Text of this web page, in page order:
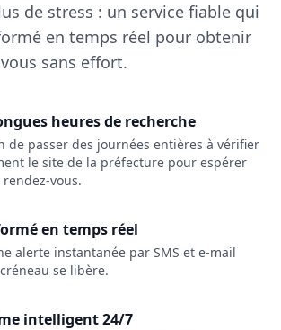
de stress : un service fiable qui
en temps réel pour obtenir
sans effort.
heures de recherche
de passer des journées entières à vérifier
le site de la préfecture pour espérer
vous.
en temps réel
alerte instantanée par SMS et e-mail
se libère.
intelligent 24/7